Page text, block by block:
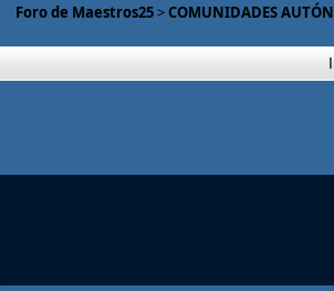
Foro de Maestros25>COMUNIDADES